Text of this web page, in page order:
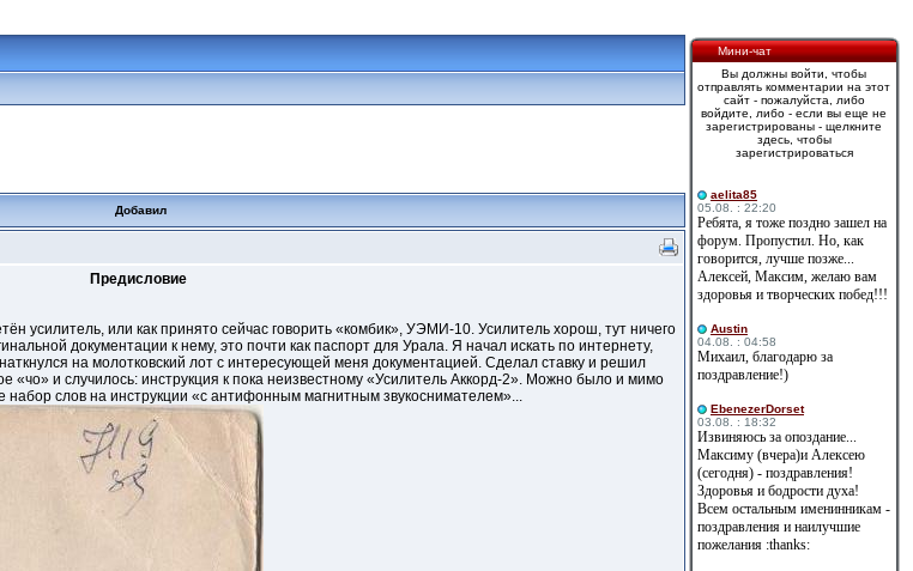
Добавил
Предисловие
усилитель, или как принято сейчас говорить «комбик», УЭМИ-10. Усилитель хорош, тут ничего
документации к нему, это почти как паспорт для Урала. Я начал искать по интернету,
на молотковский лот с интересующей меня документацией. Сделал ставку и решил
«чо» и случилось: инструкция к пока неизвестному «Усилитель Аккорд-2». Можно было и мимо
слов на инструкции «с антифонным магнитным звукоснимателем»...
Мини-чат
Вы должны войти, чтобы
отправлять комментарии на этот
сайт - пожалуйста, либо
войдите, либо - если вы еще не
зарегистрированы - щелкните
здесь, чтобы
зарегистрироваться
aelita85
05.08. : 22:20
Ребята, я тоже поздно зашел на
форум. Пропустил. Но, как
говорится, лучше позже...
Алексей, Максим, желаю вам
здоровья и творческих побед!!!
Austin
04.08. : 04:58
Михаил, благодарю за
поздравление!)
EbenezerDorset
03.08. : 18:32
Извиняюсь за опоздание...
Максиму (вчера)и Алексею
(сегодня) - поздравления!
Здоровья и бодрости духа!
Всем остальным именинникам -
поздравления и наилучшие
пожелания :thanks: